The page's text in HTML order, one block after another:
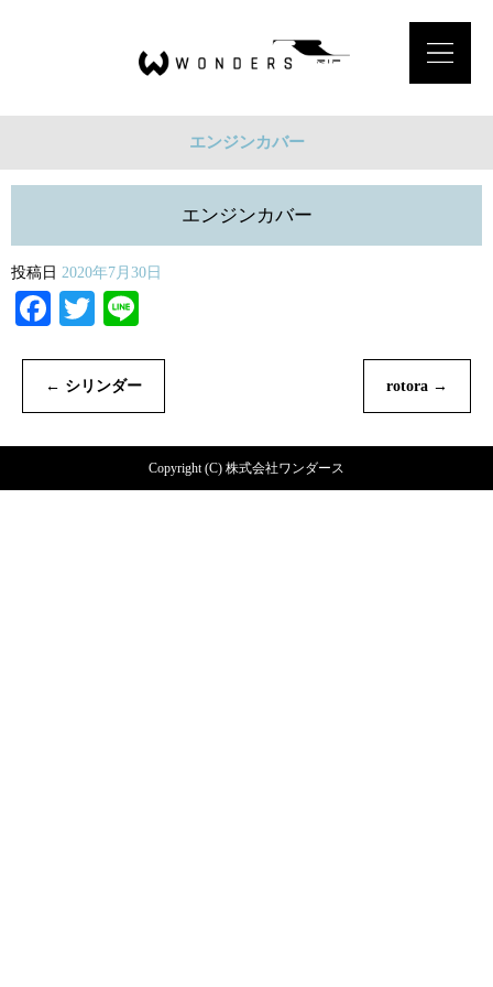
エンジンカバー
エンジンカバー
投稿日 2020年7月30日
Facebook
Twitter
← シリンダー rotora →
Copyright (C) 株式会社ワンダース